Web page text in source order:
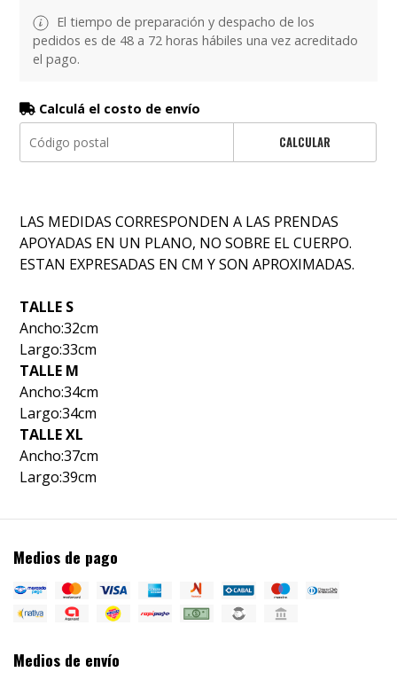
El tiempo de preparación y despacho de los
pedidos es de 48 a 72 horas hábiles una vez acreditado
el pago.
Calculá el costo de envío
CALCULAR
LAS MEDIDAS CORRESPONDEN A LAS PRENDAS
APOYADAS EN UN PLANO, NO SOBRE EL CUERPO.
ESTAN EXPRESADAS EN CM Y SON APROXIMADAS.
TALLE S
Ancho:32cm
Largo:33cm
TALLE M
Ancho:34cm
Largo:34cm
TALLE XL
Ancho:37cm
Largo:39cm
Medios de pago
Medios de envío